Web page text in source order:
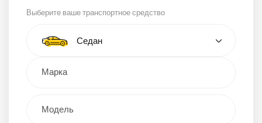
Выберите ваше транспортное средство
Тип автомобиля
Седан
Кроссовер